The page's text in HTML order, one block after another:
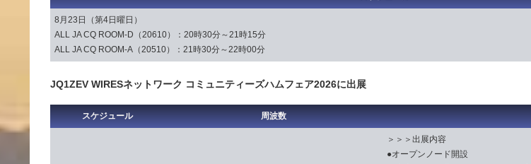
8月23日（第4日曜日）
ALL JA CQ ROOM-D（20610）：20時30分～21時15分
ALL JA CQ ROOM-A（20510）：21時30分～22時00分
JQ1ZEV WIRESネットワーク コミュニティーズハムフェア2026に出展
スケジュール 周波数
＞＞＞出展内容
●オープンノード開設